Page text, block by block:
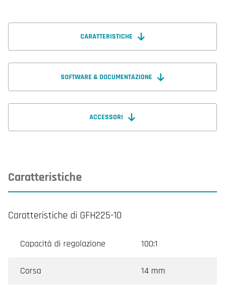
CARATTERISTICHE
SOFTWARE & DOCUMENTAZIONE
ACCESSORI
Caratteristiche
Caratteristiche di GFH225-10
Capacità di regolazione 100:1
Corsa 14 mm